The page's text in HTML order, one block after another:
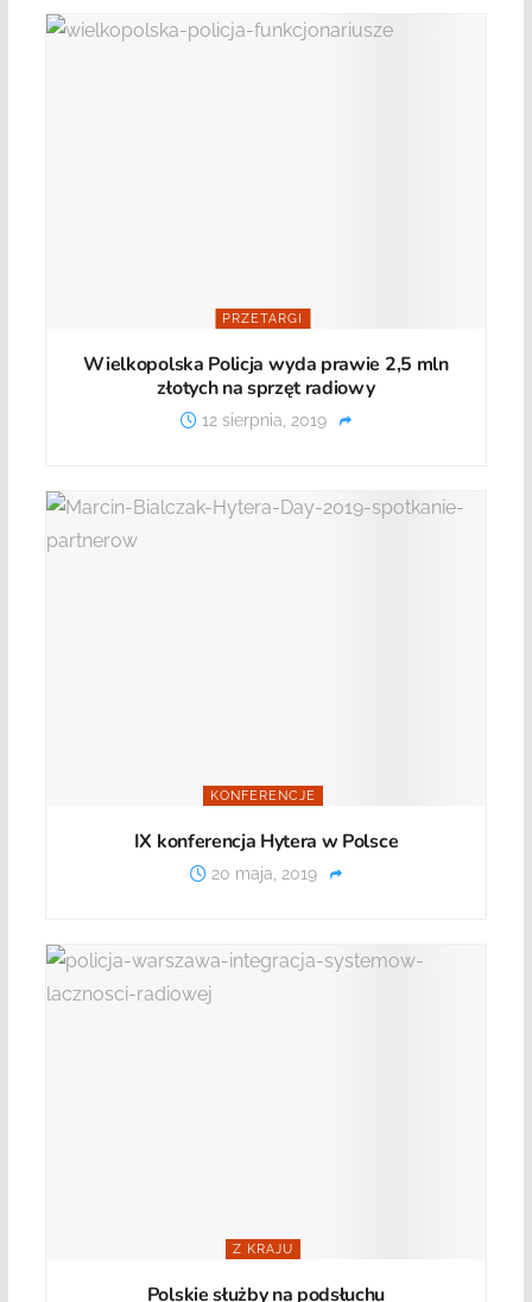
PRZETARGI
Wielkopolska Policja wyda prawie 2,5 mln
złotych na sprzęt radiowy
12 sierpnia, 2019
KONFERENCJE
IX konferencja Hytera w Polsce
20 maja, 2019
Z KRAJU
Polskie służby na podsłuchu